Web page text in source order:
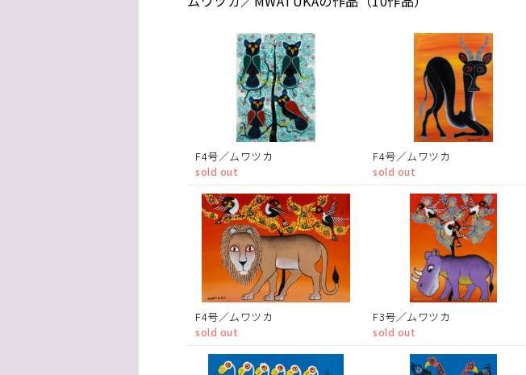
F4号／ムワツカ
sold out
F4号／ムワツカ
sold out
F4号／ムワツカ
sold out
F3号／ムワツカ
sold out